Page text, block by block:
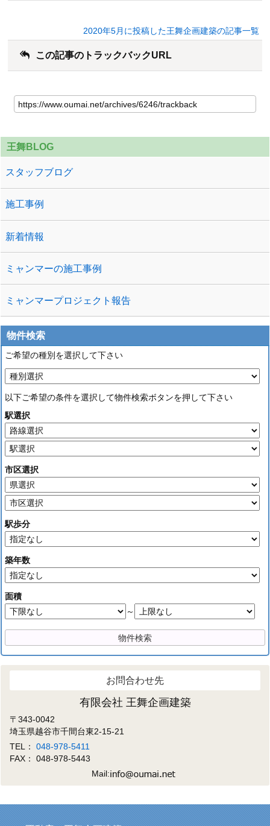
2020年5月に投稿した王舞企画建築の記事一覧
この記事のトラックバックURL
王舞BLOG
スタッフブログ
施工事例
新着情報
ミャンマーの施工事例
ミャンマープロジェクト報告
物件検索
ご希望の種別を選択して下さい
以下ご希望の条件を選択して物件検索ボタンを押して下さい
駅選択
市区選択
駅歩分
築年数
面積
～
お問合わせ先
有限会社 王舞企画建築
〒343-0042
埼玉県越谷市千間台東2-15-21
TEL：048-978-5411
FAX： 048-978-5443
Mail: